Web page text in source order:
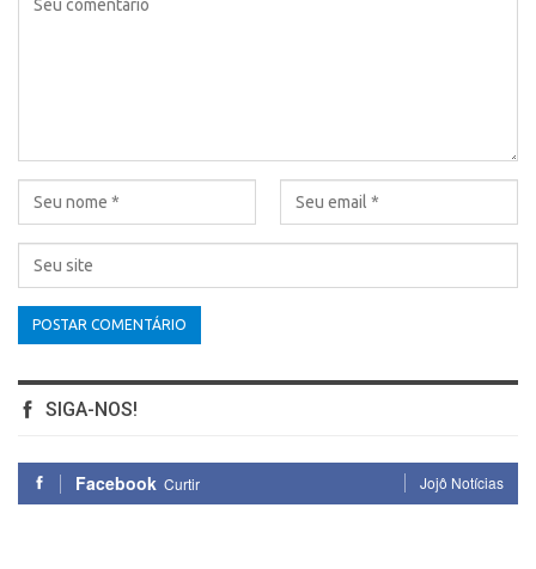
SIGA-NOS!
Facebook Curtir Jojô Notícias